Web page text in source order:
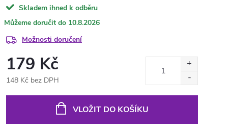
Skladem ihned k odběru
10.8.2026
Možnosti doručení
179 Kč
148 Kč bez DPH
VLOŽIT DO KOŠÍKU